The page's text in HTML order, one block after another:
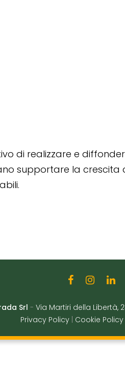
di realizzare e
supportare la crescita
Srl - Via Martiri della Libertà,
Privacy Policy
Cookie Policy